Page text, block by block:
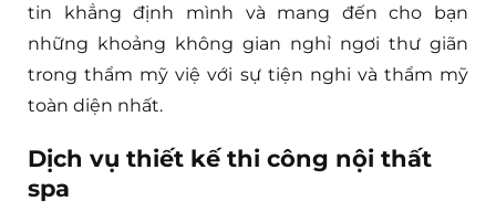
tin khẳng định mình và mang đến cho bạn
những khoảng không gian nghỉ ngơi thư giãn
trong thẩm mỹ việ với sự tiện nghi và thẩm mỹ
toàn diện nhất.
Dịch vụ thiết kế thi công nội thất
spa